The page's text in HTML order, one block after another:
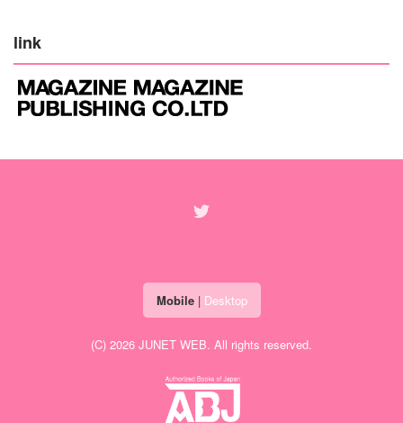
link
Mobile| Desktop
(C) 2026 JUNET WEB. All rights reserved.